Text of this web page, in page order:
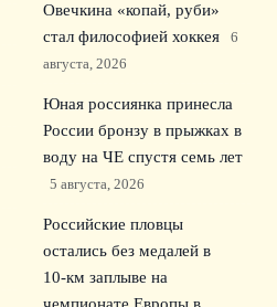
Овечкина «копай, руби»
стал философией хоккея
6
августа, 2026
Юная россиянка принесла
России бронзу в прыжках в
воду на ЧЕ спустя семь лет
5 августа, 2026
Российские пловцы
остались без медалей в
10‑км заплыве на